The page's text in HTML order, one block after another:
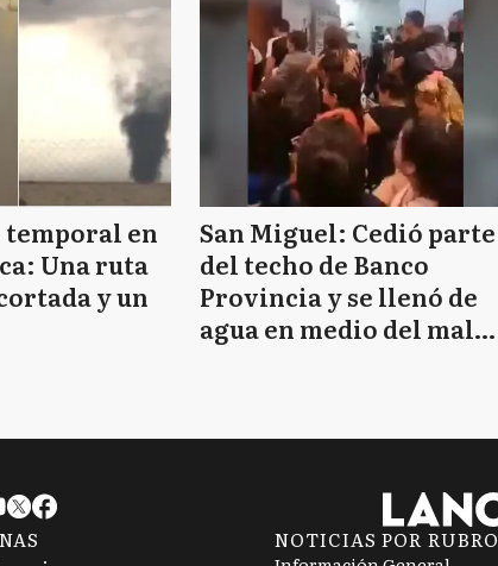
temporal en
Una ruta
y un
San Miguel: Cedió parte
del techo de Banco
Provincia y se llenó de
agua en medio del mal
NOTICIAS POR RUBRO